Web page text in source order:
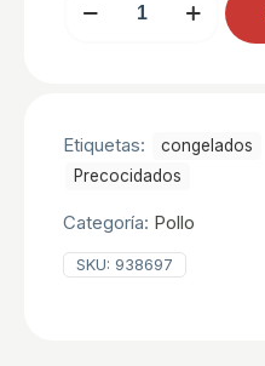
ESTILO
Etiquetas: congelados
Precocidados
Categoría: Pollo
SKU: 938697